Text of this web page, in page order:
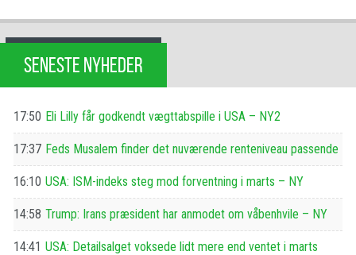
SENESTE NYHEDER
17:50 Eli Lilly får godkendt vægttabspille i USA – NY2
17:37 Feds Musalem finder det nuværende renteniveau passende
16:10 USA: ISM-indeks steg mod forventning i marts – NY
14:58 Trump: Irans præsident har anmodet om våbenhvile – NY
14:41 USA: Detailsalget voksede lidt mere end ventet i marts